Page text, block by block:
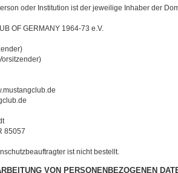
oder Institution ist der jeweilige Inhaber der
OF GERMANY 1964-73 e.V.
85057
ist nicht bestellt.
VON PERSONENBEZOGENEN